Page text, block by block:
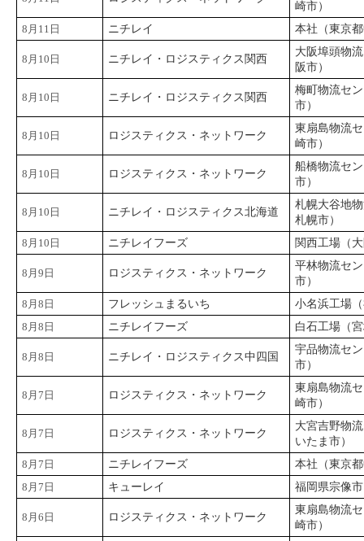
崎市）
8月11日
ニチレイ 本社（東京
8月10日 ニチレイ・ロジスティクス関西
大阪埠頭物
阪市）
8月10日 ニチレイ・ロジスティクス関西
梅町物流セ
市）
8月10日 ロジスティクス・ネットワーク
東扇島物流
崎市）
8月10日 ロジスティクス・ネットワーク
船橋物流セ
市）
8月10日 ニチレイ・ロジスティクス北海道
札幌大谷地
札幌市）
8月10日
ニチレイフーズ 関西工場（
8月9日 ロジスティクス・ネットワーク
平林物流セ
市）
8月8日
フレッシュまるいち
小名浜工場
8月8日
ニチレイフーズ 白石工場（
8月8日 ニチレイ・ロジスティクス中四国
宇品物流セ
市）
8月7日 ロジスティクス・ネットワーク
東扇島物流
崎市）
8月7日 ロジスティクス・ネットワーク
大宮吉野物
いたま市）
8月7日
ニチレイフーズ
本社（東京
8月7日
キューレイ 福岡県宗像市
8月6日 ロジスティクス・ネットワーク
東扇島物流
崎市）